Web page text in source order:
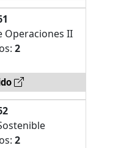
Operaciones II
2
2